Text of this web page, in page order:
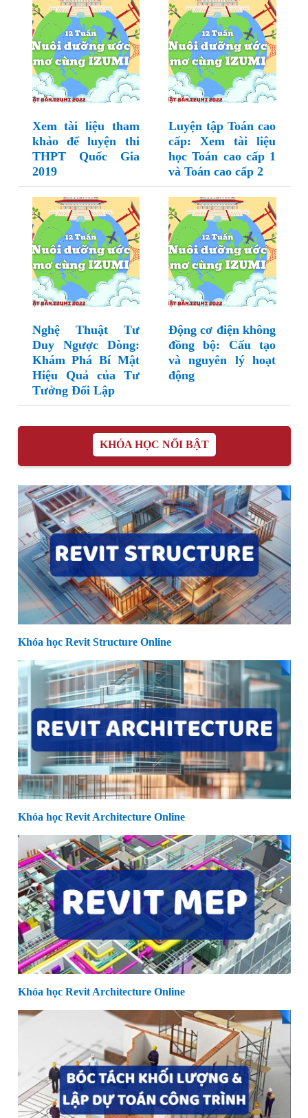
Xem tài liệu tham
khảo để luyện thi
THPT Quốc Gia
2019
Luyện tập Toán cao
cấp: Xem tài liệu
học Toán cao cấp 1
và Toán cao cấp 2
Nghệ Thuật Tư
Duy Ngược Dòng:
Khám Phá Bí Mật
Hiệu Quả của Tư
Tưởng Đối Lập
Động cơ điện không
đồng bộ: Cấu tạo
và nguyên lý hoạt
động
KHÓA HỌC NỔI BẬT
Khóa học Revit Structure Online
Khóa học Revit Architecture Online
Khóa học Revit Architecture Online